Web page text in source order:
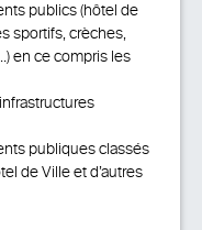
publics (hôtel de
sportifs, crèches,
en ce compris les
publiques classés
de Ville et d’autres